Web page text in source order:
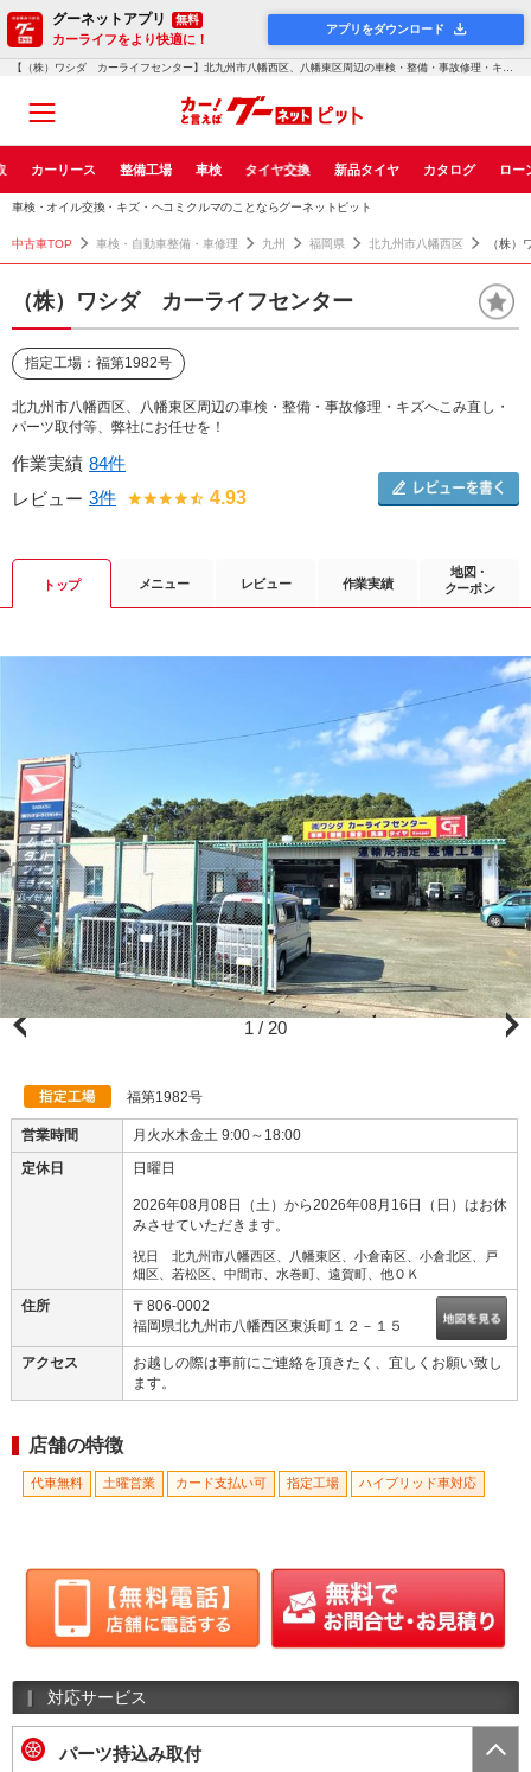
グーネットアプリ 無料
カーライフをより快適に！
アプリをダウンロード
【（株）ワシダ カーライフセンター】北九州市八幡西区、八幡東区周辺の車検・整備・事故修理・キズへこみ直し・パーツ取付...！グーネットピット
カーリース 整備工場 車検 タイヤ交換 新品タイヤ カタログ ロー
車検・オイル交換・キズ・ヘコミクルマのことならグーネットピット
中古車TOP 車検・自動車整備・車修理 九州 福岡県 北九州市八幡西区 （株
（株）ワシダ カーライフセンター
指定工場：福第1982号
北九州市八幡西区、八幡東区周辺の車検・整備・事故修理・キズへこみ直し・
パーツ取付等、弊社にお任せを！
作業実績 84件
レビュー 3件 4.93
トップ メニュー レビュー 作業実績
地図・
クーポン
1 / 20
福第1982号
営業時間
月火水木金土 9:00～18:00
定休日
日曜日
2026年08月08日（土）から2026年08月16日（日）はお休
みさせていただきます。
祝日 北九州市八幡西区、八幡東区、小倉南区、小倉北区、戸
畑区、若松区、中間市、水巻町、遠賀町、他ＯＫ
住所
〒806-0002
福岡県北九州市八幡西区東浜町１２－１５
アクセス
お越しの際は事前にご連絡を頂きたく、宜しくお願い致し
ます。
店舗の特徴
代車無料 土曜営業 カード支払い可 指定工場 ハイブリッド車対応
対応サービス
パーツ持込み取付